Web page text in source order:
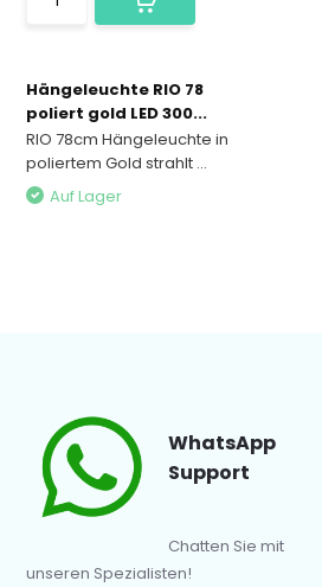
Hängeleuchte RIO 78
poliert gold LED 300...
RIO 78cm Hängeleuchte in
poliertem Gold strahlt ...
Auf Lager
WhatsApp
Support
Chatten Sie mit
unseren Spezialisten!